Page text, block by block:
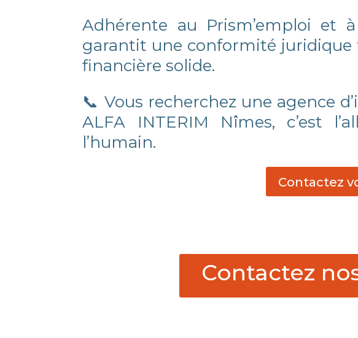
Adhérente au Prism’emploi et
garantit une conformité juridique
financière solide.
📞 Vous recherchez une agence
ALFA INTERIM Nîmes, c’est
l’humain.
Contactez
Contactez